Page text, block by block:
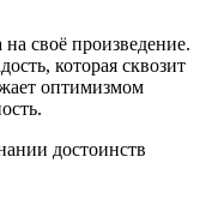
своё произведение.
которая сквозит
оптимизмом
достоинств